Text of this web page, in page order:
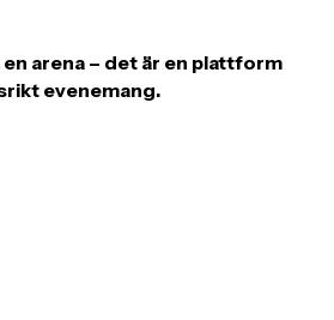
arena – det är en plattform
evenemang.